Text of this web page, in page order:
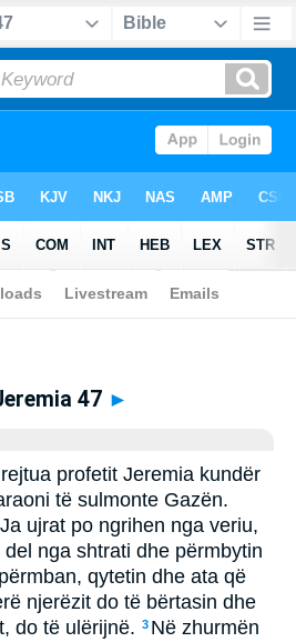
Albanian> Jeremia 47
47 ►
profetit Jeremia kundër
të sulmonte Gazën.
ujrat po ngrihen nga veriu,
nga shtrati dhe përmbytin
qytetin dhe ata që
njerëzit do të bërtasin dhe
do të ulërijnë. 3 Në zhurmën